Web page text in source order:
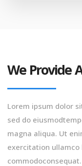
We Provide
Lorem ipsum dolor
sed do
magna aliqua. Ut
exercitation ullamco